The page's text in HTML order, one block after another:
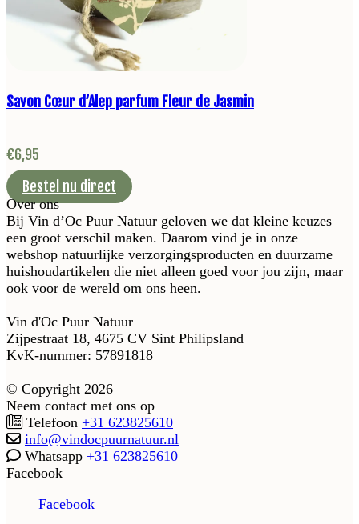
Savon Cœur d’Alep parfum Fleur de Jasmin
€6,95
Bestel nu direct
Over ons
Bij Vin d’Oc Puur Natuur geloven we dat kleine keuzes
een groot verschil maken. Daarom vind je in onze
webshop natuurlijke verzorgingsproducten en duurzame
huishoudartikelen die niet alleen goed voor jou zijn, maar
ook voor de wereld om ons heen.
Vin d'Oc Puur Natuur
Zijpestraat 18, 4675 CV Sint Philipsland
KvK-nummer: 57891818
© Copyright 2026
Neem contact met ons op
Telefoon +31 623825610
info@vindocpuurnatuur.nl
Whatsapp +31 623825610
Facebook
Facebook